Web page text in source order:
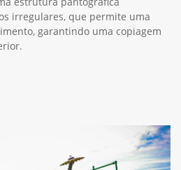
irregulares, que permite uma
garantindo uma copiagem